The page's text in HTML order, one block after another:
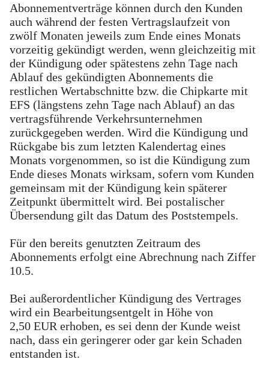
Abonnementverträge können durch den Kunden
auch während der festen Vertragslaufzeit von
zwölf Monaten jeweils zum Ende eines Monats
vorzeitig gekündigt werden, wenn gleichzeitig mit
der Kündigung oder spätestens zehn Tage nach
Ablauf des gekündigten Abonnements die
restlichen Wertabschnitte bzw. die Chipkarte mit
EFS (längstens zehn Tage nach Ablauf) an das
vertragsführende Verkehrsunternehmen
zurückgegeben werden. Wird die Kündigung und
Rückgabe bis zum letzten Kalendertag eines
Monats vorgenommen, so ist die Kündigung zum
Ende dieses Monats wirksam, sofern vom Kunden
gemeinsam mit der Kündigung kein späterer
Zeitpunkt übermittelt wird. Bei postalischer
Übersendung gilt das Datum des Poststempels.
Für den bereits genutzten Zeitraum des
Abonnements erfolgt eine Abrechnung nach Ziffer
10.5.
Bei außerordentlicher Kündigung des Vertrages
wird ein Bearbeitungsentgelt in Höhe von
2,50 EUR erhoben, es sei denn der Kunde weist
nach, dass ein geringerer oder gar kein Schaden
entstanden ist.